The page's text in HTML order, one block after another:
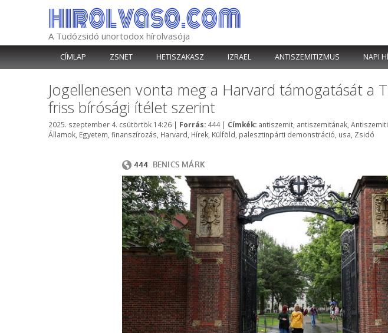
A Tudózsidó unortodox hírolvasója
CÍMLAP ZSNET HETISZAKASZ IZRAEL ANTISZEMITIZMUS NAPI
Jogellenesen vonta meg a Harvard támogatását a
friss bírósági ítélet szerint
2025. szeptember 4. csütörtök 14:26 | Forrás: Kategória
444 | Címkék: Címkék
antiszemit antiszemitának
Államok Egyetem finanszírozás Harvard Hírek Külföld palesztinpárti demonstráció usa Zsidó